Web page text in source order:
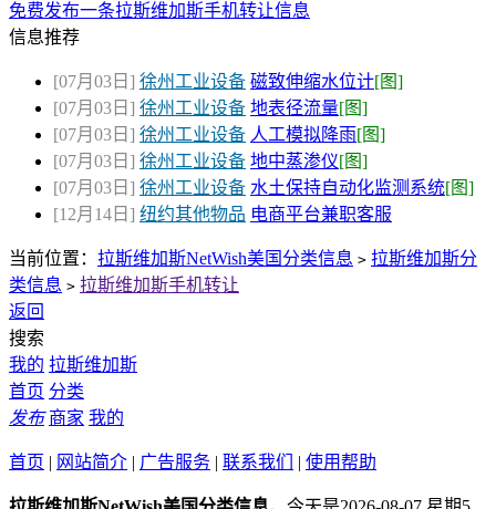
免费发布一条拉斯维加斯手机转让信息
信息推荐
[07月03日] 徐州工业设备 磁致伸缩水位计[图]
[07月03日] 徐州工业设备 地表径流量[图]
[07月03日] 徐州工业设备 人工模拟降雨[图]
[07月03日] 徐州工业设备 地中蒸渗仪[图]
[07月03日] 徐州工业设备 水土保持自动化监测系统[图]
[12月14日] 纽约其他物品 电商平台兼职客服
当前位置： 拉斯维加斯NetWish美国分类信息 > 拉斯维加斯分
类信息 > 拉斯维加斯手机转让
返回
搜索
我的 拉斯维加斯
首页 分类
发布 商家 我的
首页 | 网站简介 | 广告服务 | 联系我们 | 使用帮助